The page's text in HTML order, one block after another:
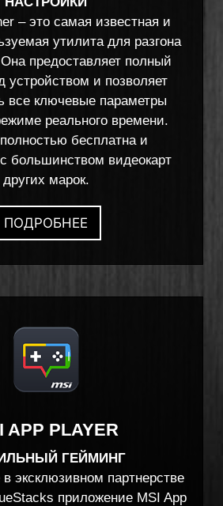
– это самая известная и
утилита для разгона
предоставляет полный
устройством и позволяет
все ключевые параметры
реального времени.
бесплатна и
большинством видеокарт
других марок.
ПОДРОБНЕЕ
APP PLAYER
ГЕЙМИНГ
в эксклюзивном партнерстве
приложение MSI App